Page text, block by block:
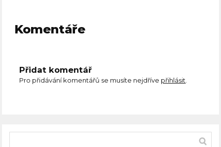
Komentáře
Přidat komentář
Pro přidávání komentářů se musíte nejdříve přihlásit